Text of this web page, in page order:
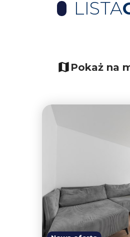
LISTA
−Pokaż na